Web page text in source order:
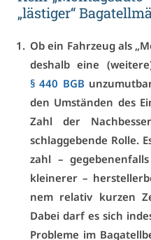
„läs­ti­ger“
Ob ein Fahr­zeug als
des­halb ei­ne
§ 440 BGB
den Um­stän­den des
Zahl der
schlag­ge­ben­de Rol­le.
zahl –
klei­ne­rer –
nem re­la­tiv kur­zen
Da­bei darf es sich
Pro­ble­me im